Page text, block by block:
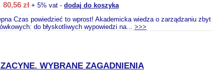
zł + 5% vat - dodaj do koszyka
Czas powiedzieć to wprost! Akademicka wiedza o zarządzaniu
do błyskotliwych wypowiedzi na... >>>
WYBRANE ZAGADNIENIA